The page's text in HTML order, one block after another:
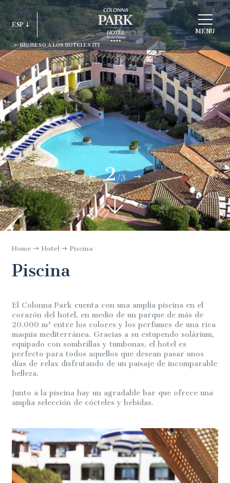
MENU
REGRESO A LOS HOTELES ITI
ESP
ITA
ENG
FRA
DEU
ESP
RUS
ELEGIR
ESTRUCTURA
2/3
Home Hotel Piscina
Piscina
El Colonna Park cuenta con una amplia piscina en el
corazón del hotel, en medio de un parque de más de
20.000 m² entre los colores y los perfumes de una rica
maquia mediterránea. Gracias a su estupendo solárium,
equipado con sombrillas y tumbonas, el hotel es
perfecto para todos aquellos que desean pasar unos
días de relax disfrutando de un paisaje de incomparable
belleza.
Junto a la piscina hay un agradable bar que ofrece una
amplia selección de cócteles y bebidas.